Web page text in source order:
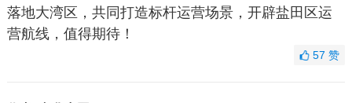
落地大湾区，共同打造标杆运营场景，开辟盐田区运
营航线，值得期待！
57赞